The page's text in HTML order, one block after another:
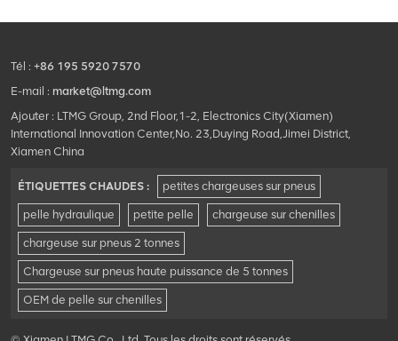
Tél : +86 195 5920 7570
E-mail : market@ltmg.com
Ajouter : LTMG Group, 2nd Floor,1-2, Electronics City(Xiamen)
International Innovation Center,No. 23,Duying Road,Jimei District,
Xiamen China
ÉTIQUETTES CHAUDES : petites chargeuses sur pneus
pelle hydraulique petite pelle chargeuse sur chenilles
chargeuse sur pneus 2 tonnes
Chargeuse sur pneus haute puissance de 5 tonnes
OEM de pelle sur chenilles